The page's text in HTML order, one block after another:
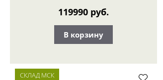
119990 руб.
В корзину
СКЛАД МСК